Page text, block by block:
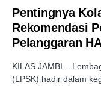
Pentingnya
Rekomendasi
Pelanggaran
KILAS JAMBI –
(LPSK) hadir dalam